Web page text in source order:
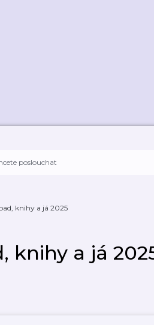
knihy a já 2025
knihy a já